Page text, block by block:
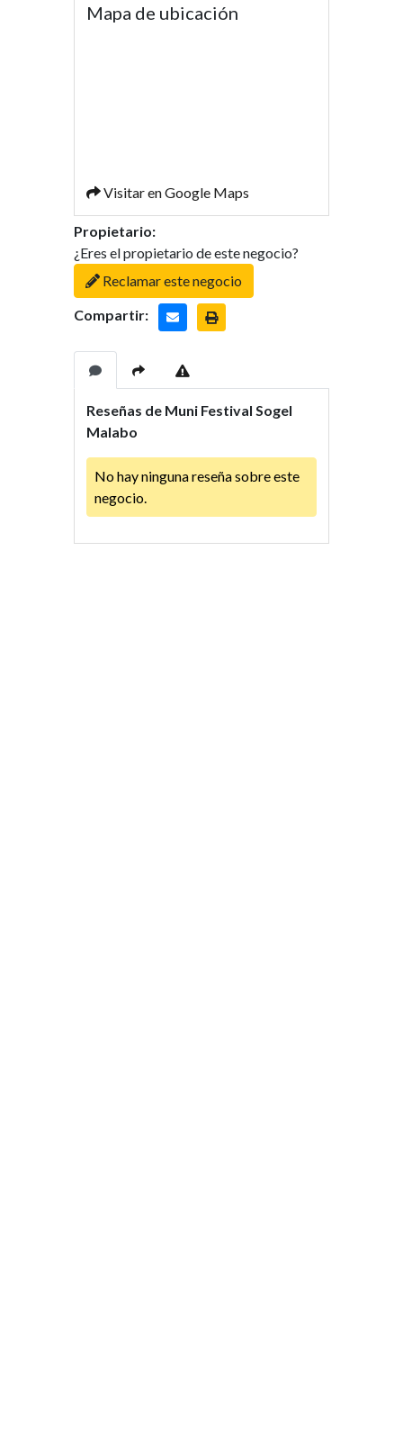
Mapa de ubicación
Visitar en Google Maps
Propietario:
¿Eres el propietario de este negocio?
Reclamar este negocio
Compartir:
Reseñas de Muni Festival Sogel
Malabo
No hay ninguna reseña sobre este
negocio.